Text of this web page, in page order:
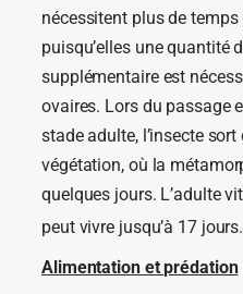
nécessitent plus de
puisqu’elles une quantité
supplémentaire est
ovaires. Lors du passage
stade adulte, l’insecte sort
végétation, où la
quelques jours. L’adulte
peut vivre jusqu’à 17 jours.
Alimentation et prédation